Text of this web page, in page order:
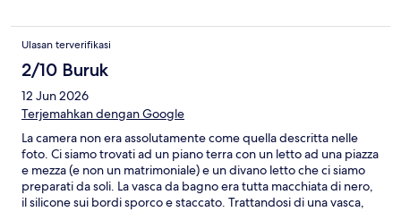
Ulasan terverifikasi
2/10 Buruk
12 Jun 2026
Terjemahkan dengan Google
La camera non era assolutamente come quella descritta nelle
foto. Ci siamo trovati ad un piano terra con un letto ad una piazza
e mezza (e non un matrimoniale) e un divano letto che ci siamo
preparati da soli. La vasca da bagno era tutta macchiata di nero,
il silicone sui bordi sporco e staccato. Trattandosi di una vasca,